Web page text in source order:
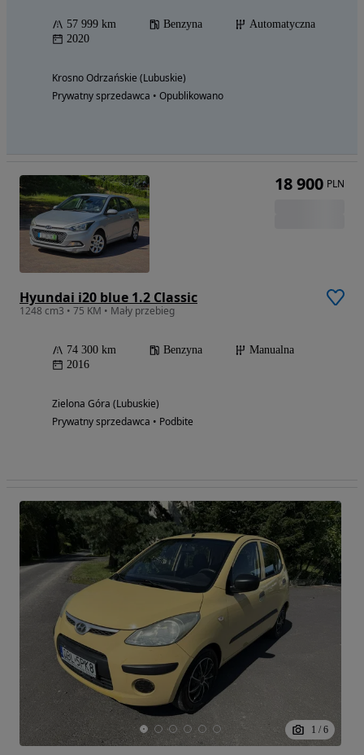
57 999 km Benzyna
Automatyczna
2020
Krosno Odrzańskie (Lubuskie)
Prywatny sprzedawca • Opublikowano
Hyundai i20 blue 1.2 Classic
1248 cm3 • 75 KM • Mały przebieg
74 300 km Benzyna
Manualna
2016
Zielona Góra (Lubuskie)
Prywatny sprzedawca • Podbite
18 900 PLN
1 / 6